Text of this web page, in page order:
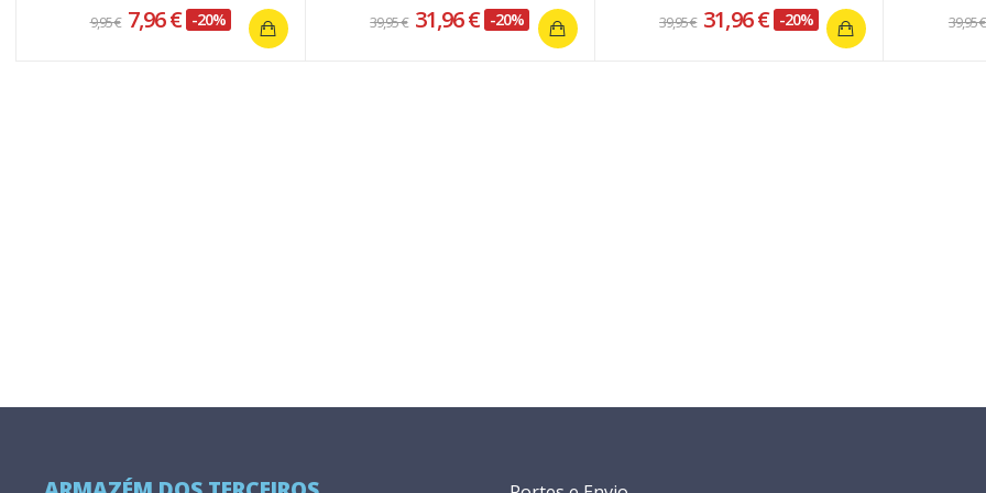
9,95 € 7,96 € -20% 39,95 € 31,96 € -20% 39,95 € 31,96 € -20% 39,95 €